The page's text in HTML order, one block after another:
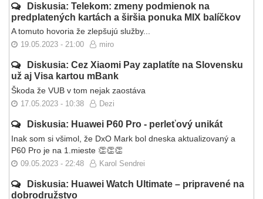
Diskusia: Telekom: zmeny podmienok na
predplatených kartách a širšia ponuka MIX balíčkov
A tomuto hovoria že zlepšujú služby...
19.05.2023 - 21:00 miro
Diskusia: Cez Xiaomi Pay zaplatíte na Slovensku
už aj Visa kartou mBank
Škoda že VUB v tom nejak zaostáva
17.05.2023 - 10:38 Dezi
Diskusia: Huawei P60 Pro - perleťový unikát
Inak som si všimol, že DxO Mark bol dneska aktualizovaný a
P60 Pro je na 1.mieste 👏👏👏
09.05.2023 - 22:48 Karol Sendrei
Diskusia: Huawei Watch Ultimate – pripravené na
dobrodružstvo